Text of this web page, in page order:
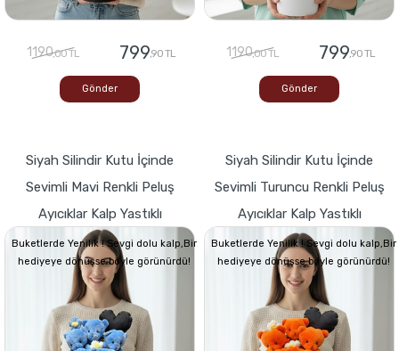
1190,00 TL 799,90 TL
Gönder
1190,00 TL 799,90 TL
Gönder
Siyah Silindir Kutu İçinde
Sevimli Mavi Renkli Peluş
Ayıcıklar Kalp Yastıklı
Buketlerde Yenilik ! Sevgi dolu kalp,Bir
hediyeye dönüşse böyle görünürdü!
Siyah Silindir Kutu İçinde
Sevimli Turuncu Renkli Peluş
Ayıcıklar Kalp Yastıklı
Buketlerde Yenilik ! Sevgi dolu kalp,Bir
hediyeye dönüşse böyle görünürdü!